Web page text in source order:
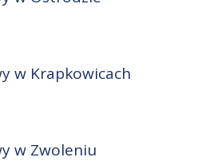
w Krapkowicach
w Zwoleniu